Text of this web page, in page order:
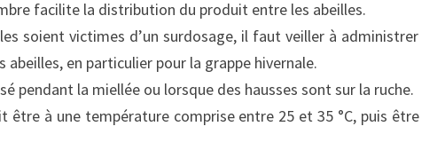
facilite la distribution du produit entre les abeilles.
soient victimes d’un surdosage, il faut veiller à administrer
en particulier pour la grappe hivernale.
pendant la miellée ou lorsque des hausses sont sur la ruche.
à une température comprise entre 25 et 35 °C, puis être